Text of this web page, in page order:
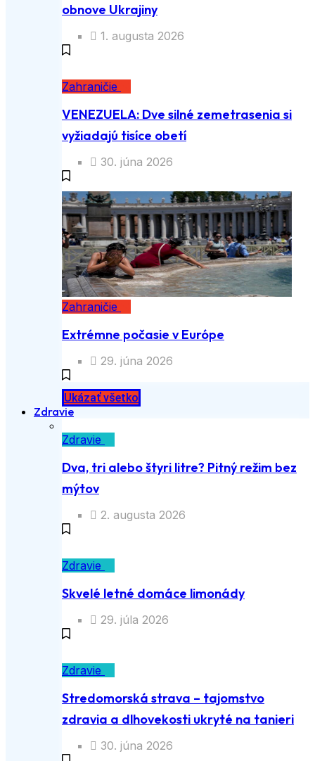
obnove Ukrajiny
1. augusta 2026
Zahraničie
VENEZUELA: Dve silné zemetrasenia si
vyžiadajú tisíce obetí
30. júna 2026
Zahraničie
Extrémne počasie v Európe
29. júna 2026
Ukázať všetko
Zdravie
Zdravie
Dva, tri alebo štyri litre? Pitný režim bez
mýtov
2. augusta 2026
Zdravie
Skvelé letné domáce limonády
29. júla 2026
Zdravie
Stredomorská strava – tajomstvo
zdravia a dlhovekosti ukryté na tanieri
30. júna 2026